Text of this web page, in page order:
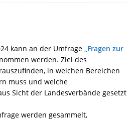
kann an der Umfrage „Fragen zur
werden. Ziel des
in welchen Bereichen
muss und welche
Sicht der Landesverbände gesetzt
werden gesammelt,